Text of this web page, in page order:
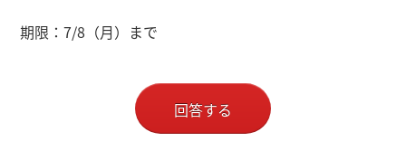
期限：7/8（月）まで
回答する